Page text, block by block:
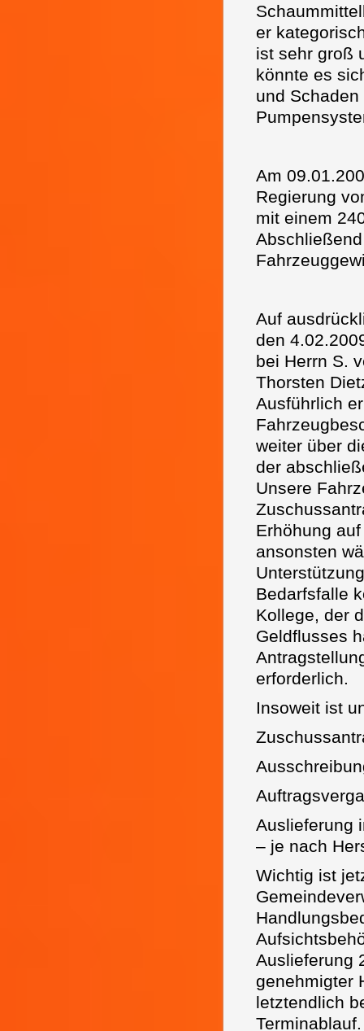
er
ist sehr groß
könnte es
und
Am
Regierung
mit einem
Auf
den
bei Herrn S.
Thorsten
Ausführlich
weiter über
der
Unsere
Erhöhung
ansonsten
Bedarfsfalle
Kollege, der
Geldflusses
erforderlich.
Insoweit ist
Auslieferung
– je nach
Wichtig ist
Auslieferung
genehmigter
letztendlich
Terminablauf.